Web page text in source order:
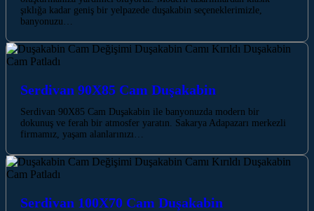
şıklığa kadar geniş bir yelpazede duşakabin seçeneklerimizle,
banyonuzu…
Serdivan 90X85 Cam Duşakabin
Serdivan 90X85 Cam Duşakabin ile banyonuzda modern bir
dokunuş ve ferah bir atmosfer yaratın. Sakarya Adapazarı merkezli
firmamız, yaşam alanlarınızı…
Serdivan 100X70 Cam Duşakabin